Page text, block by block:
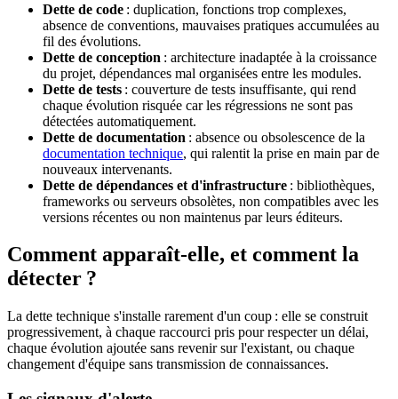
Dette de code : duplication, fonctions trop complexes,
absence de conventions, mauvaises pratiques accumulées au
fil des évolutions.
Dette de conception : architecture inadaptée à la croissance
du projet, dépendances mal organisées entre les modules.
Dette de tests : couverture de tests insuffisante, qui rend
chaque évolution risquée car les régressions ne sont pas
détectées automatiquement.
Dette de documentation : absence ou obsolescence de la
documentation technique, qui ralentit la prise en main par de
nouveaux intervenants.
Dette de dépendances et d'infrastructure : bibliothèques,
frameworks ou serveurs obsolètes, non compatibles avec les
versions récentes ou non maintenus par leurs éditeurs.
Comment apparaît-elle, et comment la
détecter ?
La dette technique s'installe rarement d'un coup : elle se construit
progressivement, à chaque raccourci pris pour respecter un délai,
chaque évolution ajoutée sans revenir sur l'existant, ou chaque
changement d'équipe sans transmission de connaissances.